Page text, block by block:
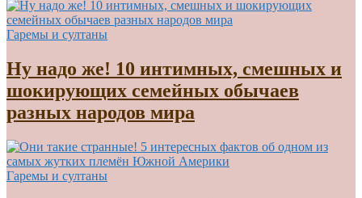
Гаремы и султаны
Ну надо же! 10 интимных, смешных и
шокирующих семейных обычаев
разных народов мира
Гаремы и султаны